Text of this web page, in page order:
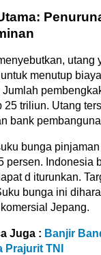
menutup
Jumlah
25 triliun. Utang
bank
bunga
persen. Indonesia
d iturunkan.
bunga ini
Jepang.
Juga : Banjir
Prajurit TNI